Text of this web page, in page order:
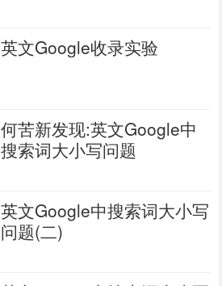
英文Google收录实验
何苦新发现:英文Google中
搜索词大小写问题
英文Google中搜索词大小写
问题(二)